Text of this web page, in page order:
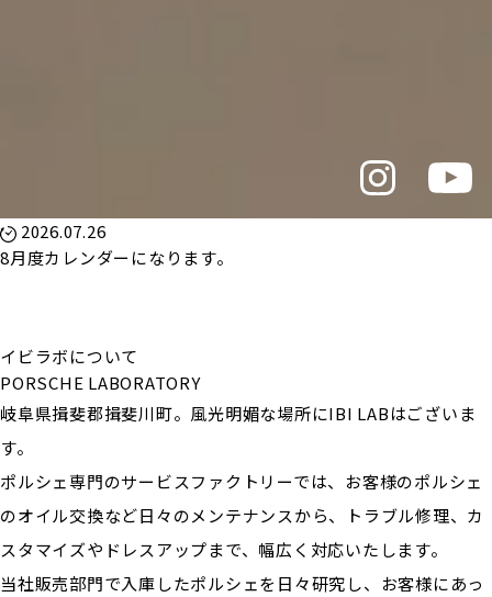
2026.07.26
8月度カレンダーになります。
イビラボについて
PORSCHE LABORATORY
岐阜県揖斐郡揖斐川町。風光明媚な場所にIBI LABはございま
す。
ポルシェ専門のサービスファクトリーでは、お客様のポルシェ
のオイル交換など日々のメンテナンスから、トラブル修理、カ
スタマイズやドレスアップまで、幅広く対応いたします。
当社販売部門で入庫したポルシェを日々研究し、お客様にあっ